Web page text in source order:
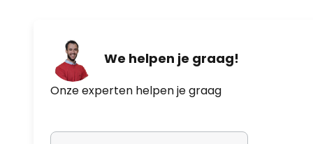
We helpen je graag!
Onze experten helpen je graag